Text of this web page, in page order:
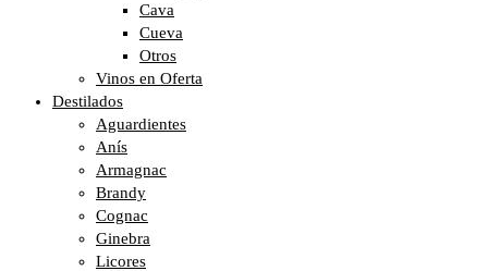
Cava
Cueva
Otros
Vinos en Oferta
Destilados
Aguardientes
Anís
Armagnac
Brandy
Cognac
Ginebra
Licores